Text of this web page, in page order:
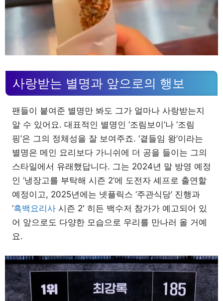
사랑받는 별명과 앞으로의 행보
팬들이 붙여준 별명만 봐도 그가 얼마나 사랑받는지
알 수 있어요. 대표적인 별명인 ‘조림보이’나 ‘조림
핑’은 그의 정체성을 잘 보여주죠. ‘곁들임 왕’이라는
별명은 메인 요리보다 가니쉬에 더 공을 들이는 그의
스타일에서 유래했답니다. 그는 2024년 말 방영 예정
인 ‘냉장고를 부탁해 시즌 2’에 도전자 셰프로 출연할
예정이고, 2025년에는 넷플릭스 ‘주관식당’ 진행과
‘흑백요리사 시즌 2′ 히든 백수저 참가가 예고되어 있
어 앞으로도 다양한 모습으로 우리를 만나러 올 거예
요.